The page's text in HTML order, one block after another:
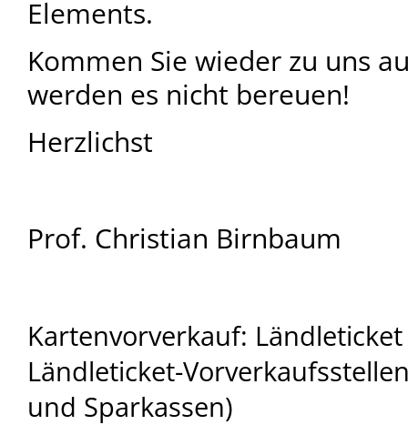
Elements.
Kommen Sie wieder zu uns
werden es nicht bereuen!
Herzlichst
Prof. Christian Birnbaum
Kartenvorverkauf:
Ländleticket-
und Sparkassen)